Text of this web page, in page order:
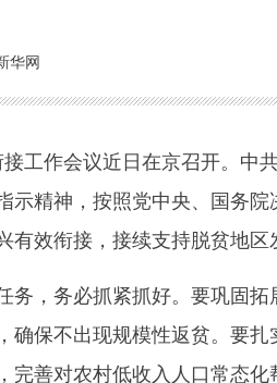
华网
作会议近日在京召开。中
精神，按照党中央、国务院
效衔接，接续支持脱贫地区
，务必抓紧抓好。要巩固拓
保不出现规模性返贫。要
善对农村低收入人口常态